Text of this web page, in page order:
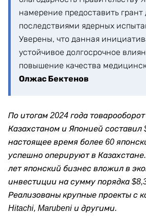
намерение предоставить грант
последствиями ядерных
Уверены, что данная
устойчивое долгосрочное
повышение качества
Олжас Бектенов
По итогам 2024 года
Казахстаном и Японией составил
настоящее время более 60
успешно оперируют в
лет японский бизнес вложил в
инвестиции на сумму порядка
Реализованы крупные проекты с
Hitachi, Marubeni и другими.